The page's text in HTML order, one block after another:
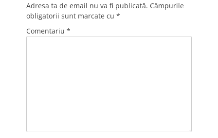
Adresa ta de email nu va fi publicată. Câmpurile
obligatorii sunt marcate cu *
Comentariu *